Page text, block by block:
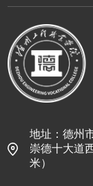
地址：德州
崇德十大道
米）